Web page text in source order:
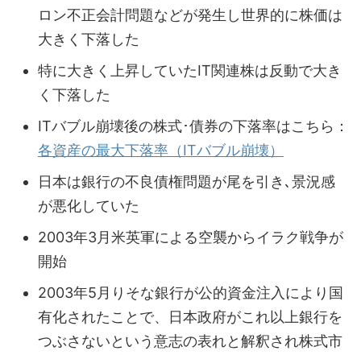
ロン不正会計問題などが発生し世界的に株価は
大きく下落した
特に大きく上昇していたIT関連株は反動で大き
く下落した
ITバブル崩壊後の株式･債券の下落率はこちら：
各資産の最大下落率（ITバブル崩壊）
日本は銀行の不良債権問題が尾を引き､景況感
が悪化していた
2003年3月米英軍による空襲からイラク戦争が
開始
2003年5月りそな銀行が公的資金注入により国
有化されたことで、日本政府がこれ以上銀行を
つぶさないという意志の表れと解釈され株式市